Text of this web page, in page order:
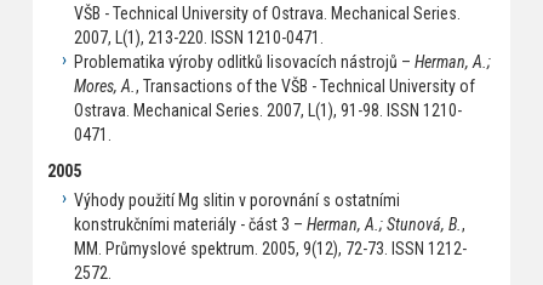
VŠB - Technical University of Ostrava. Mechanical Series.
2007, L(1), 213-220. ISSN 1210-0471.
Problematika výroby odlitků lisovacích nástrojů – Herman, A.;
Mores, A. , Transactions of the VŠB - Technical University of
Ostrava. Mechanical Series. 2007, L(1), 91-98. ISSN 1210-
0471.
2005
Výhody použití Mg slitin v porovnání s ostatními
konstrukčními materiály - část 3 – Herman, A.; Stunová, B. ,
MM. Průmyslové spektrum. 2005, 9(12), 72-73. ISSN 1212-
2572.